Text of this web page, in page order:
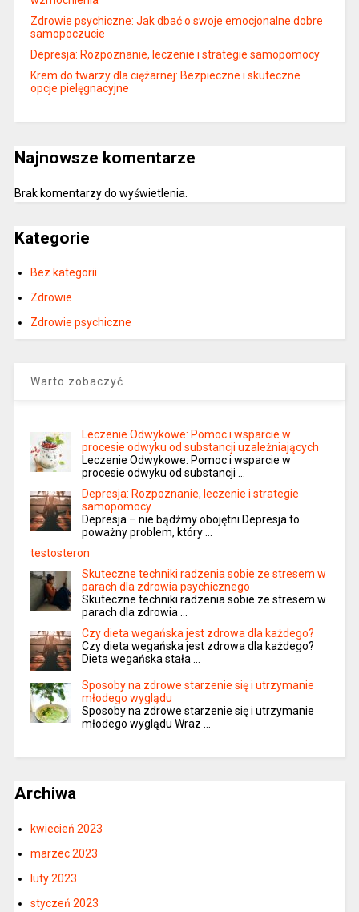
Zdrowie psychiczne: Jak dbać o swoje emocjonalne dobre
samopoczucie
Depresja: Rozpoznanie, leczenie i strategie samopomocy
Krem do twarzy dla ciężarnej: Bezpieczne i skuteczne
opcje pielęgnacyjne
Najnowsze komentarze
Brak komentarzy do wyświetlenia.
Kategorie
Bez kategorii
Zdrowie
Zdrowie psychiczne
Warto zobaczyć
Leczenie Odwykowe: Pomoc i wsparcie w
procesie odwyku od substancji uzależniających
Leczenie Odwykowe: Pomoc i wsparcie w
procesie odwyku od substancji …
Depresja: Rozpoznanie, leczenie i strategie
samopomocy
Depresja – nie bądźmy obojętni Depresja to
poważny problem, który …
testosteron
Skuteczne techniki radzenia sobie ze stresem w
parach dla zdrowia psychicznego
Skuteczne techniki radzenia sobie ze stresem w
parach dla zdrowia …
Czy dieta wegańska jest zdrowa dla każdego?
Czy dieta wegańska jest zdrowa dla każdego?
Dieta wegańska stała …
Sposoby na zdrowe starzenie się i utrzymanie
młodego wyglądu
Sposoby na zdrowe starzenie się i utrzymanie
młodego wyglądu Wraz …
Archiwa
kwiecień 2023
marzec 2023
luty 2023
styczeń 2023